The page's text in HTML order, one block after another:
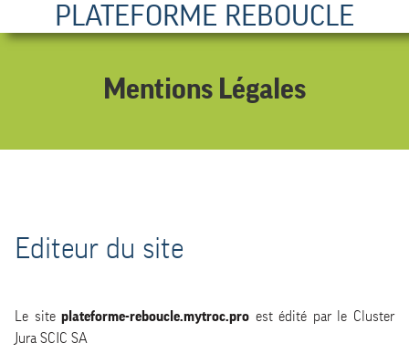
PLATEFORME REBOUCLE
Mentions Légales
Editeur du site
Le siteplateforme-reboucle.mytroc.pro est édité par le Cluster
Jura SCIC SA